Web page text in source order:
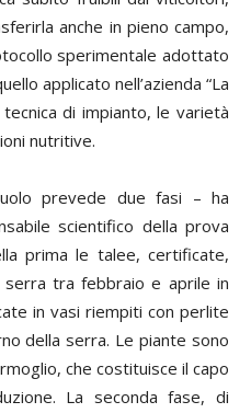
anche in pieno campo,
sperimentale adottato
applicato nell’azienda “La
di impianto, le varietà
nutritive.
prevede due fasi – ha
scientifico della prova
prima le talee, certificate,
tra febbraio e aprile in
in vasi riempiti con perlite
della serra. Le piante sono
che costituisce il capo
La seconda fase, di